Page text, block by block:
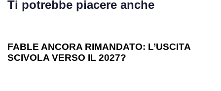
Ti potrebbe piacere anche
FABLE ANCORA RIMANDATO: L’USCITA
SCIVOLA VERSO IL 2027?